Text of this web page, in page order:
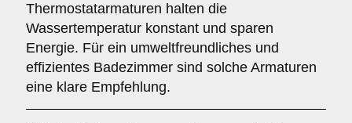
Thermostatarmaturen halten die
Wassertemperatur konstant und sparen
Energie. Für ein umweltfreundliches und
effizientes Badezimmer sind solche Armaturen
eine klare Empfehlung.